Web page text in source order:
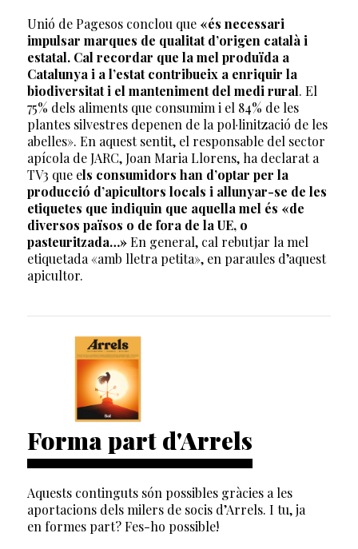
Unió de Pagesos conclou que«és necessari
impulsar marques de qualitat d’origen català i
estatal. Cal recordar que la mel produïda a
Catalunya i a l’estat contribueix a enriquir la
biodiversitat i el manteniment del medi rural. El
75% dels aliments que consumim i el 84% de les
plantes silvestres depenen de la pol·linització de les
abelles». En aquest sentit, el responsable del sector
apícola de JARC, Joan Maria Llorens, ha declarat a
TV3 que els consumidors han d’optar per la
producció d’apicultors locals i allunyar-se de les
etiquetes que indiquin que aquella mel és «de
diversos països o de fora de la UE, o
pasteuritzada…»En general, cal rebutjar la mel
etiquetada «amb lletra petita», en paraules d’aquest
apicultor.
Forma part d'Arrels
Aquests continguts són possibles gràcies a les
aportacions dels milers de socis d’Arrels. I tu, ja
en formes part? Fes-ho possible!